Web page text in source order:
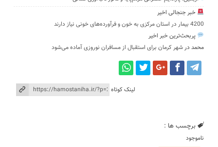
خبر جنجالی اخیر
4200 بیمار در استان مرکزی به خون و فرآورده‌های خونی نیاز دارند
پربحث‌ترین خبر اخیر
محمد درشهر کرمان برای استقبال از مسافران نوروزی آماده می‌شود
لینک کوتاه
برچسب ها :
ناموجود